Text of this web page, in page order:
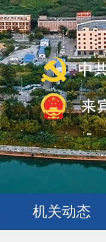
机关动态